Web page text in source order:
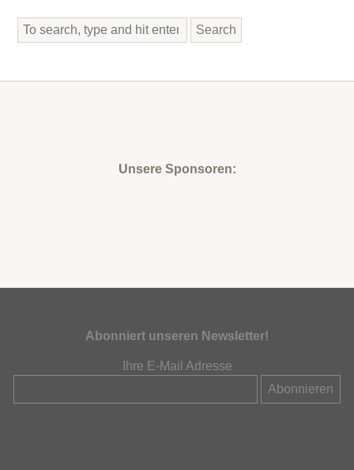
Search
Unsere Sponsoren:
Abonniert unseren Newsletter!
Ihre E-Mail Adresse